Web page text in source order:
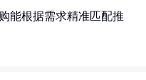
能根据需求精准匹配推